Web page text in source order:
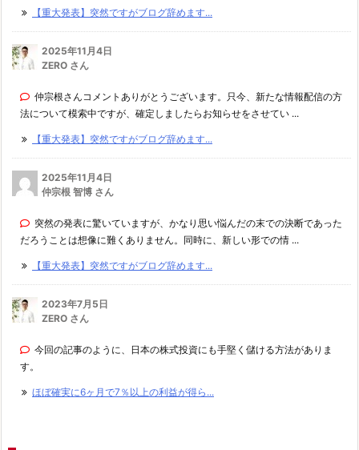
P
a
m
m
t
送
限
額
【重大発表】突然ですがブログ辞めます...
2025年11月4日
ZERO さん
仲宗根さんコメントありがとうございます。只今、新たな情報配信の方
法について模索中ですが、確定しましたらお知らせをさせてい ...
【重大発表】突然ですがブログ辞めます...
2025年11月4日
仲宗根 智博 さん
突然の発表に驚いていますが、かなり思い悩んだの末での決断であった
だろうことは想像に難くありません。同時に、新しい形での情 ...
【重大発表】突然ですがブログ辞めます...
2023年7月5日
ZERO さん
今回の記事のように、日本の株式投資にも手堅く儲ける方法がありま
す。
ほぼ確実に6ヶ月で7％以上の利益が得ら...